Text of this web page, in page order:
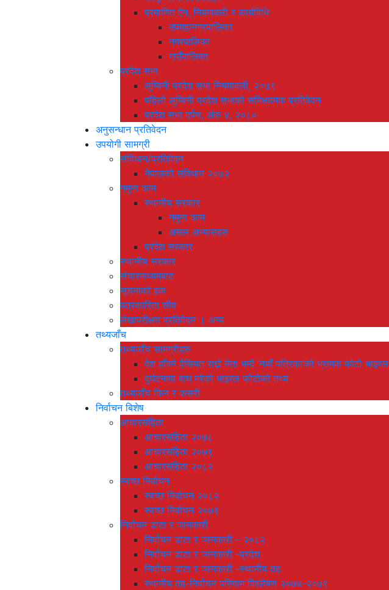
प्रमाणित ऐन, नियमावली र कार्यविधि
उपमहानगरपालिका
नगरपालिका
गाउँपालिका
प्रदेश सभा
लुम्बिनी प्रदेश सभा नियमावली, २०७९
पहिलो लुम्बिनी प्रदेश सभाको समिक्षात्मक प्रतिवेदन
प्रदेश सभा दर्पण, अंक ४, २०८०
अनुसन्धान प्रतिवेदन
उपयोगी सामग्री
संविधान/प्रतिवेदन
नेपालको संविधान २०७२
नमुना काम
स्थानीय सरकार
नमुना काम
असल अभ्यासहरु
प्रदेश सरकार
स्थानीय सरकार
संचारमाध्यमबाट
सूचनाको हक
पत्रकारिता सीप
लेखापरीक्षण प्रतिवेदन । अन्य
तथ्यजाँच
तथ्यजाँच सामग्रीहरु
देश हाँक्ने हैसियत राख्ने नेता भन्दै ‘नयाँ पत्रिका’को भ्रामक फोटो भाइरल
दुर्घटनामा बाघ मरेको भाइरल फोटोको तथ्य
तथ्यजाँच किन र कसरी
निर्वाचन बिशेष
आचारसंहिता
आचारसंहिता २०७८
आचारसंहिता २०७९
आचारसंहिता २०८२
स्वच्छ निर्वाचन
स्वच्छ निर्वाचन २०८२
स्वच्छ निर्वाचन २०७९
निर्वाचन डाटा र जानकारी
निर्वाचन डाटा र जानकारी – २०८२
निर्वाचन डाटा र जानकारी -प्रदेश
निर्वाचन डाटा र जानकारी -स्थानीय तह
स्थानीय तह-निर्वाचन परिणाम विश्लेषण २०७४-२०७९